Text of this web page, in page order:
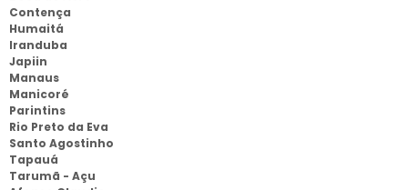
Contença
Humaitá
Iranduba
Japiin
Manaus
Manicoré
Parintins
Rio Preto da Eva
Santo Agostinho
Tapauá
Tarumã - Açu